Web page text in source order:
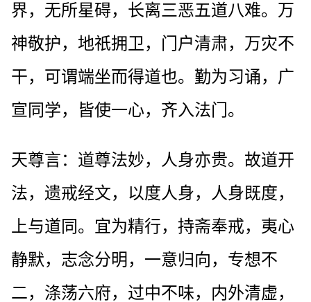
界，无所星碍，长离三恶五道八难。万
神敬护，地祇拥卫，门户清肃，万灾不
干，可谓端坐而得道也。勤为习诵，广
宣同学，皆使一心，齐入法门。
天尊言：道尊法妙，人身亦贵。故道开
法，遗戒经文，以度人身，人身既度，
上与道同。宜为精行，持斋奉戒，夷心
静默，志念分明，一意归向，专想不
二，涤荡六府，过中不味，内外清虚，